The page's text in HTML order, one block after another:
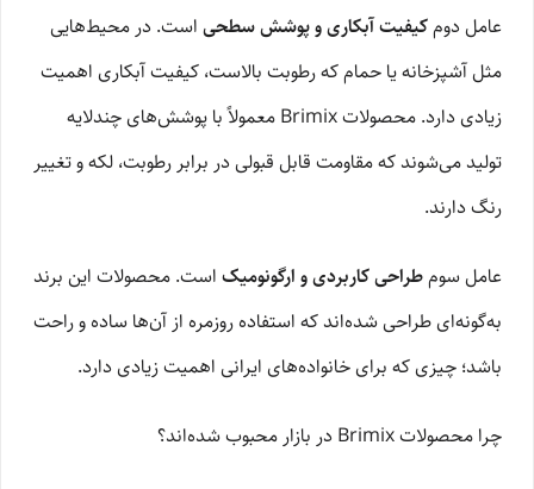
عامل دومکیفیت آبکاری و پوشش سطحی است. در محیط‌هایی
مثل آشپزخانه یا حمام که رطوبت بالاست، کیفیت آبکاری اهمیت
زیادی دارد. محصولات Brimix معمولاً با پوشش‌های چندلایه
تولید می‌شوند که مقاومت قابل قبولی در برابر رطوبت، لکه و تغییر
رنگ دارند.
عامل سومطراحی کاربردی و ارگونومیک است. محصولات این برند
به‌گونه‌ای طراحی شده‌اند که استفاده روزمره از آن‌ها ساده و راحت
باشد؛ چیزی که برای خانواده‌های ایرانی اهمیت زیادی دارد.
چرا محصولات Brimix در بازار محبوب شده‌اند؟